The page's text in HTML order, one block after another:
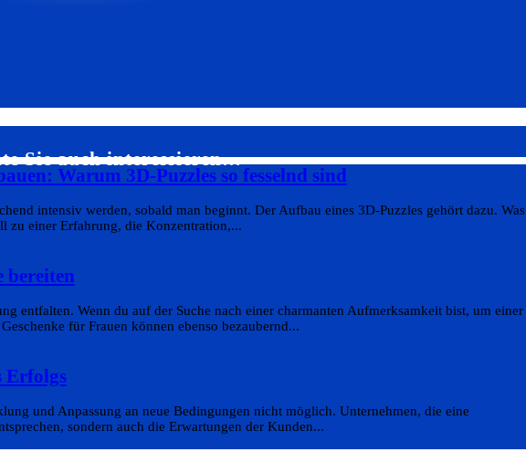
Sie auch interessieren…
Warum 3D-Puzzles so fesselnd sind
intensiv werden, sobald man beginnt. Der Aufbau eines 3D-Puzzles gehört dazu. Was
zu einer Erfahrung, die Konzentration,...
bereiten
entfalten. Wenn du auf der Suche nach einer charmanten Aufmerksamkeit bist, um einer
für Frauen können ebenso bezaubernd...
Erfolgs
und Anpassung an neue Bedingungen nicht möglich. Unternehmen, die eine
sondern auch die Erwartungen der Kunden...